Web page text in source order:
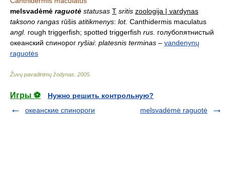
melsvadėmė raguotė statusas T sritis zoologija | vardynas
taksono rangas rūšis atitikmenys: lot. Canthidermis maculatus
angl. rough triggerfish; spotted triggerfish rus. голубопятнистый
океанский спинорог ryšiai: platesnis terminas – vandenynų
raguotės
Žuvų pavadinimų žodynas 2005
Игры ⚽
Нужно решить контрольную?
океанские спинороги
melsvadėmė raguotė